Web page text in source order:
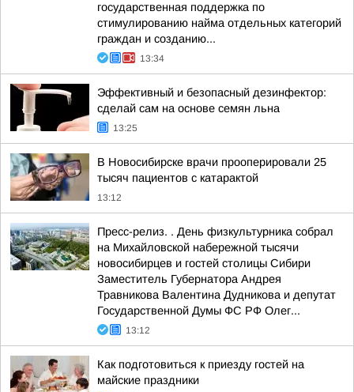
государственная поддержка по
стимулированию найма отдельных категорий
граждан и созданию...
13:34
Эффективный и безопасный дезинфектор:
сделай сам на основе семян льна
13:25
В Новосибирске врачи прооперировали 25
тысяч пациентов с катарактой
13:12
Пресс-релиз. . День физкультурника собрал
на Михайловской набережной тысячи
новосибирцев и гостей столицы Сибири
Заместитель Губернатора Андрея
Травникова Валентина Дудникова и депутат
Государственной Думы ФС РФ Олег...
13:12
Как подготовиться к приезду гостей на
майские праздники